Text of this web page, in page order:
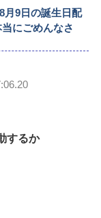
月9日の誕生日配
にごめんなさ
するか